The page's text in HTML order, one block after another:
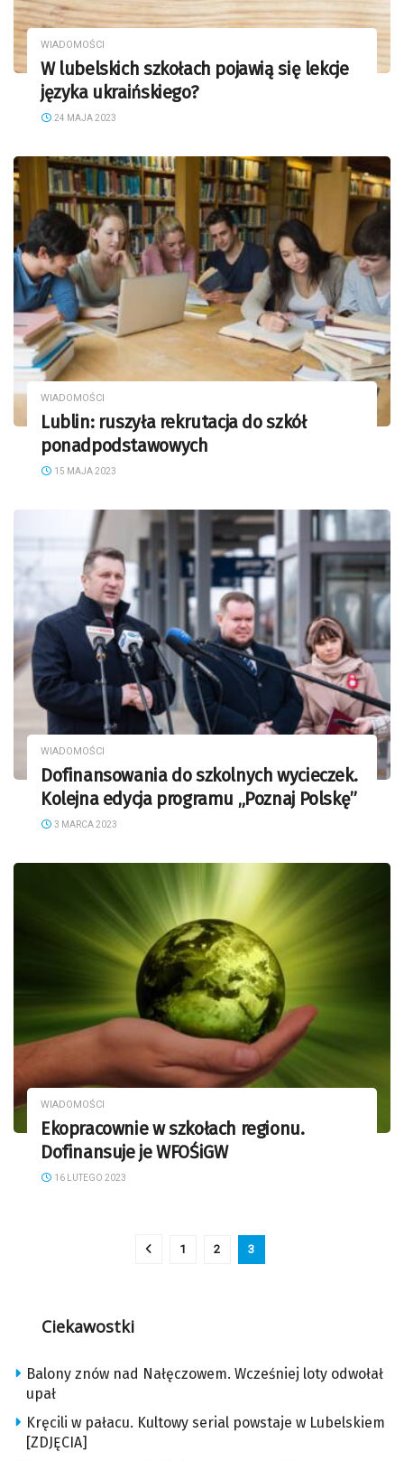
WIADOMOŚCI
W lubelskich szkołach pojawią się lekcje
języka ukraińskiego?
24 MAJA 2023
WIADOMOŚCI
Lublin: ruszyła rekrutacja do szkół
ponadpodstawowych
15 MAJA 2023
WIADOMOŚCI
Dofinansowania do szkolnych wycieczek.
Kolejna edycja programu „Poznaj Polskę”
3 MARCA 2023
WIADOMOŚCI
Ekopracownie w szkołach regionu.
Dofinansuje je WFOŚiGW
16 LUTEGO 2023
1 2 3
Ciekawostki
Balony znów nad Nałęczowem. Wcześniej loty odwołał
upał
Kręcili w pałacu. Kultowy serial powstaje w Lubelskiem
[ZDJĘCIA]